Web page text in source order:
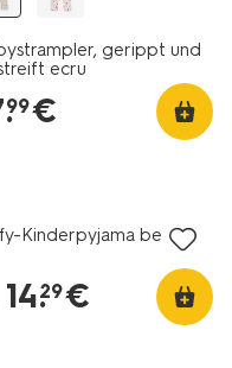
gerippt und
ecru
.
99€
Kinderpyjama beige
14.
29€